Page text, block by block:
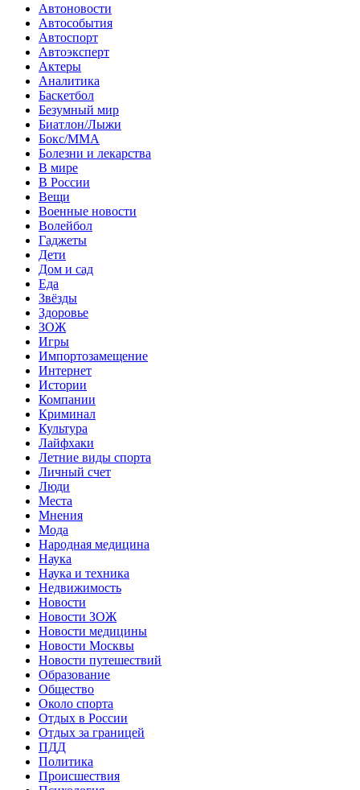
Автоновости
Автособытия
Автоспорт
Автоэксперт
Актеры
Аналитика
Баскетбол
Безумный мир
Биатлон/Лыжи
Бокс/MMA
Болезни и лекарства
В мире
В России
Вещи
Военные новости
Волейбол
Гаджеты
Дети
Дом и сад
Еда
Звёзды
Здоровье
ЗОЖ
Игры
Импортозамещение
Интернет
Истории
Компании
Криминал
Культура
Лайфхаки
Летние виды спорта
Личный счет
Люди
Места
Мнения
Мода
Народная медицина
Наука
Наука и техника
Недвижимость
Новости
Новости ЗОЖ
Новости медицины
Новости Москвы
Новости путешествий
Образование
Общество
Около спорта
Отдых в России
Отдых за границей
ПДД
Политика
Происшествия